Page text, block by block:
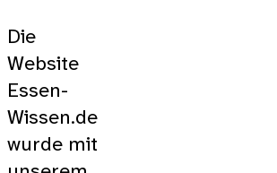
Die
Website
Essen-
Wissen.de
wurde mit